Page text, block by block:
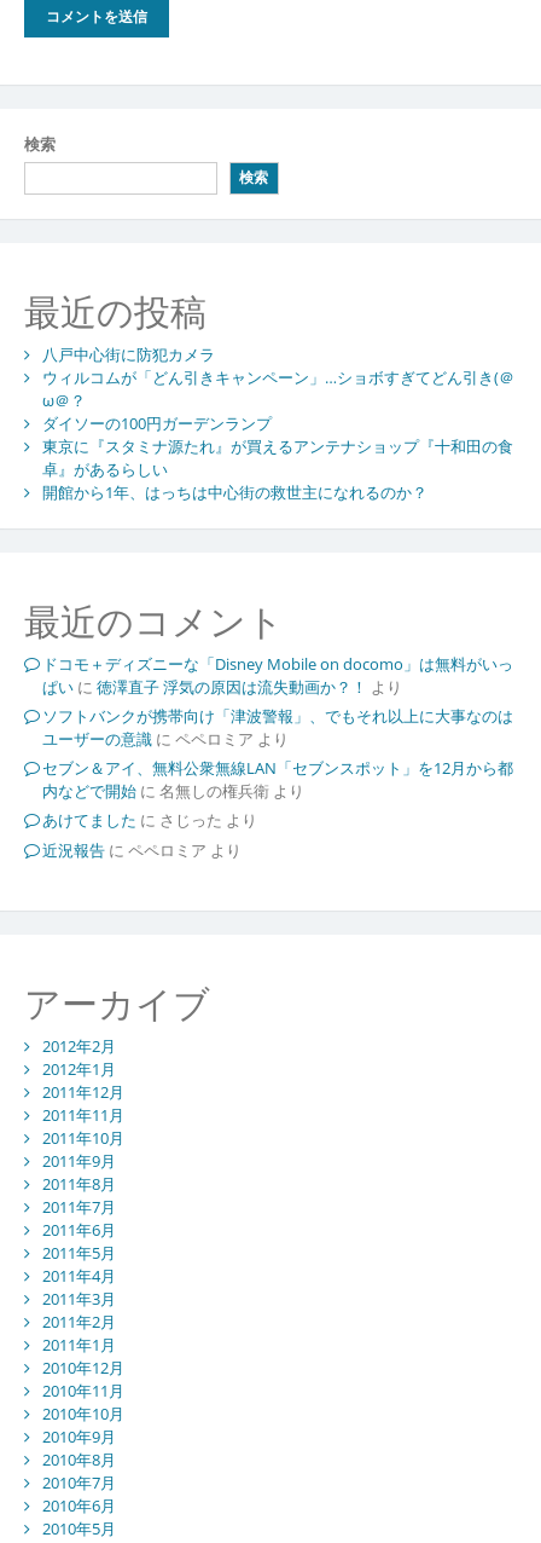
検索
検索
最近の投稿
八戸中心街に防犯カメラ
ウィルコムが「どん引きキャンペーン」…ショボすぎてどん引き(＠
ω＠？
ダイソーの100円ガーデンランプ
東京に『スタミナ源たれ』が買えるアンテナショップ『十和田の食
卓』があるらしい
開館から1年、はっちは中心街の救世主になれるのか？
最近のコメント
ドコモ＋ディズニーな「Disney Mobile on docomo」は無料がいっ
ぱいに 徳澤直子 浮気の原因は流失動画か？！ より
ソフトバンクが携帯向け「津波警報」、でもそれ以上に大事なのは
ユーザーの意識に ペペロミア より
セブン＆アイ、無料公衆無線LAN「セブンスポット」を12月から都
内などで開始に 名無しの権兵衛より
あけてました に さじった より
近況報告に ペペロミア より
アーカイブ
2012年2月
2012年1月
2011年12月
2011年11月
2011年10月
2011年9月
2011年8月
2011年7月
2011年6月
2011年5月
2011年4月
2011年3月
2011年2月
2011年1月
2010年12月
2010年11月
2010年10月
2010年9月
2010年8月
2010年7月
2010年6月
2010年5月